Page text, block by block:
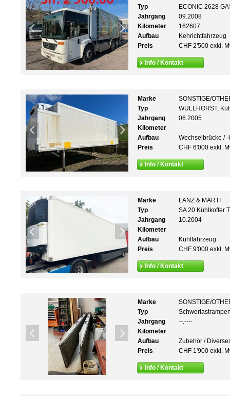
Typ
ECONIC 2628
Jahrgang
09.2008
Kilometer
162607
Aufbau
Kehrichtfahrzeug
Preis
CHF 2'500 exkl.
Info / Kontakt
Marke
SONSTIGE/
Typ
WÜLLHORST,
Jahrgang
06.2005
Kilometer
Aufbau
Wechselbrücke / -
Preis
CHF 6'000 exkl.
Info / Kontakt
Marke
LANZ & MARTI
Typ
SA 20 Kühlkoffer
Jahrgang
10.2004
Kilometer
Aufbau
Kühlfahrzeug
Preis
CHF 9'000 exkl.
Info / Kontakt
Marke
SONSTIGE/
Typ
Jahrgang
--.----
Kilometer
Aufbau
Zubehör /
Preis
CHF 1'900 exkl.
Info / Kontakt